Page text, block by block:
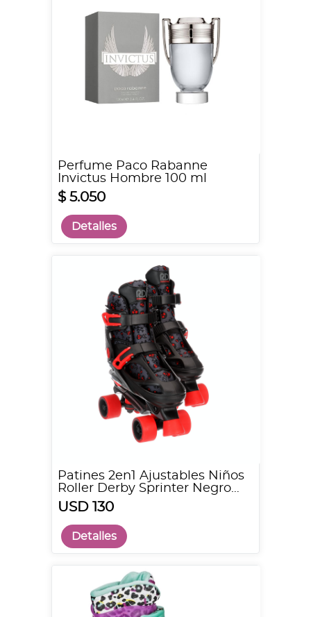
Perfume Paco Rabanne
Invictus Hombre 100 ml
$ 5.050
Detalles
Patines 2en1 Ajustables Niños
Roller Derby Sprinter Negro
Rojo
USD 130
Detalles